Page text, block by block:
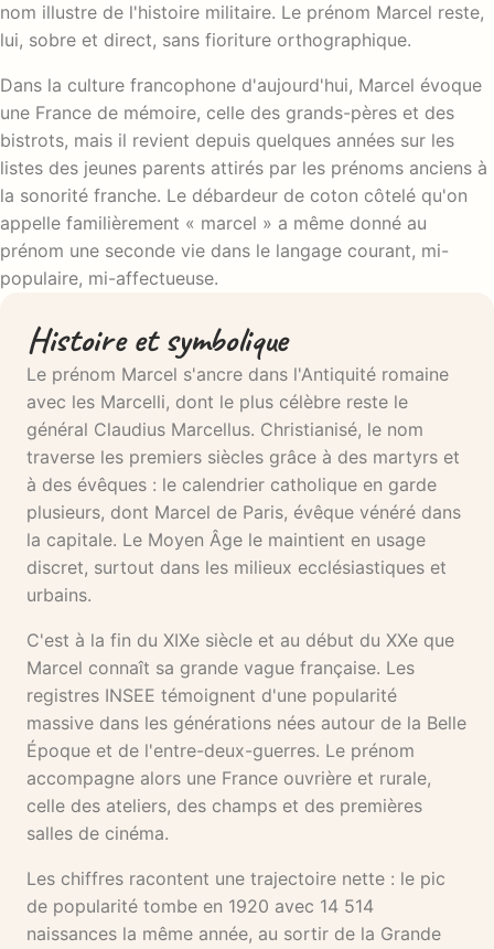
nom illustre de l'histoire militaire. Le prénom Marcel reste,
lui, sobre et direct, sans fioriture orthographique.
Dans la culture francophone d'aujourd'hui, Marcel évoque
une France de mémoire, celle des grands-pères et des
bistrots, mais il revient depuis quelques années sur les
listes des jeunes parents attirés par les prénoms anciens à
la sonorité franche. Le débardeur de coton côtelé qu'on
appelle familièrement « marcel » a même donné au
prénom une seconde vie dans le langage courant, mi-
populaire, mi-affectueuse.
Histoire et symbolique
Le prénom Marcel s'ancre dans l'Antiquité romaine
avec les Marcelli, dont le plus célèbre reste le
général Claudius Marcellus. Christianisé, le nom
traverse les premiers siècles grâce à des martyrs et
à des évêques : le calendrier catholique en garde
plusieurs, dont Marcel de Paris, évêque vénéré dans
la capitale. Le Moyen Âge le maintient en usage
discret, surtout dans les milieux ecclésiastiques et
urbains.
C'est à la fin du XIXe siècle et au début du XXe que
Marcel connaît sa grande vague française. Les
registres INSEE témoignent d'une popularité
massive dans les générations nées autour de la Belle
Époque et de l'entre-deux-guerres. Le prénom
accompagne alors une France ouvrière et rurale,
celle des ateliers, des champs et des premières
salles de cinéma.
Les chiffres racontent une trajectoire nette : le pic
de popularité tombe en 1920 avec 14 514
naissances la même année, au sortir de la Grande